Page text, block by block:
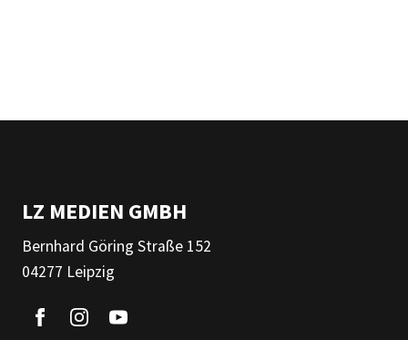
LZ MEDIEN GMBH
Bernhard Göring Straße 152
04277 Leipzig